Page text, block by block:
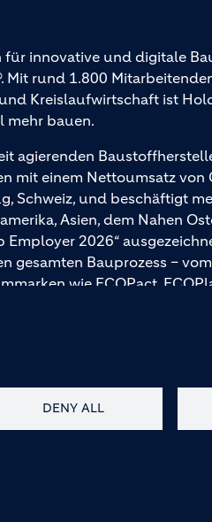
DENY ALL
innovative und digitale
Mit rund 1.800
Kreislaufwirtschaft ist
mehr bauen.
agierenden
mit einem Nettoumsatz von
Schweiz, und beschäftigt
Asien, dem Nahen
2026“
gesamten Bauprozess –
wie ECOPact,